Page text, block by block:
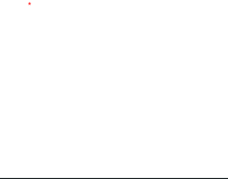
*Hacemos un trato totalmente respetuoso de tus